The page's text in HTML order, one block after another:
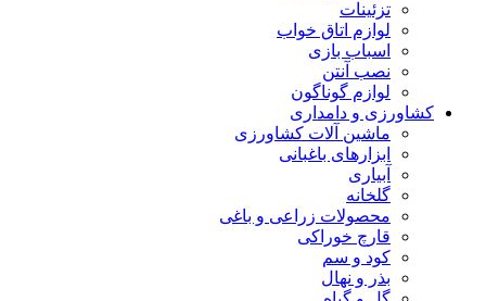
تزئینات
لوازم اتاق خواب
اسباب بازی
نصب آنتن
لوازم گوناگون
کشاورزی و دامداری
ماشین آلات کشاورزی
ابزارهای باغبانی
آبیاری
گلخانه
محصولات زراعی و باغی
قارچ خوراکی
کود و سم
بذر و نهال